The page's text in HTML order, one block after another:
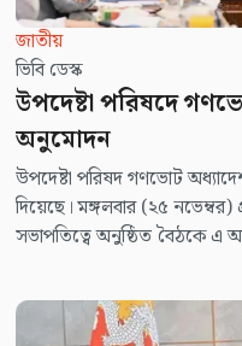
জাতীয়
ভিবি ডেস্ক
উপদেষ্টা পরিষদে
অনুমোদন
উপদেষ্টা পরিষদ গণভোট
দিয়েছে। মঙ্গলবার (২৫ নভেম্বর)
সভাপতিত্বে অনুষ্ঠিত বৈঠকে এ